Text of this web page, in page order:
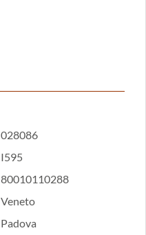
028086
I595
80010110288
Veneto
Padova